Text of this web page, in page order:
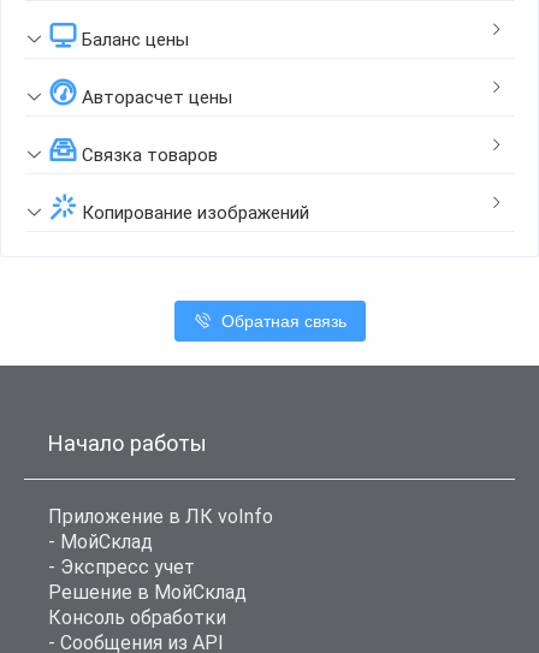
Баланс цены
Авторасчет цены
Связка товаров
Копирование изображений
Обратная связь
Начало работы
Приложение в ЛК voInfo
- МойСклад
- Экспресс учет
Решение в МойСклад
Консоль обработки
- Сообщения из API